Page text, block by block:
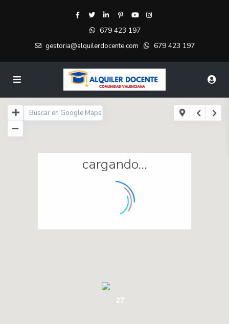
679 423 197
gestoria@alquilerdocente.com 679 423 197
459
27
cargando...